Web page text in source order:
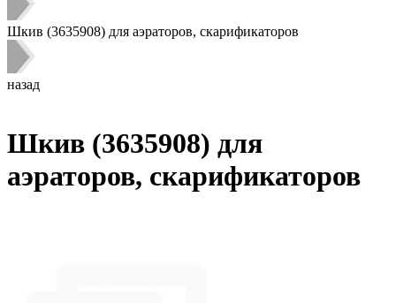
Шкив (3635908) для аэраторов, скарификаторов
назад
Шкив (3635908) для
аэраторов, скарификаторов